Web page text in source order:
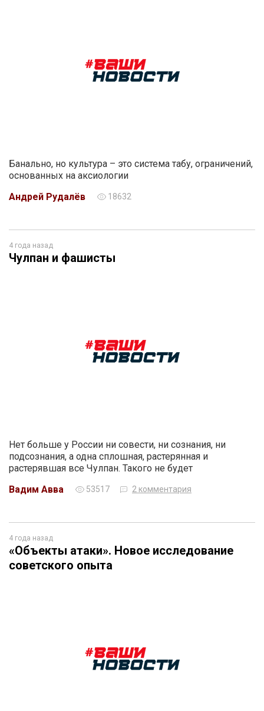
Банально, но культура – это система табу, ограничений,
основанных на аксиологии
Андрей Рудалёв
18632
4 года назад
Чулпан и фашисты
Нет больше у России ни совести, ни сознания, ни
подсознания, а одна сплошная, растерянная и
растерявшая все Чулпан. Такого не будет
Вадим Авва
53517 2 комментария
4 года назад
«Объекты атаки». Новое исследование
советского опыта